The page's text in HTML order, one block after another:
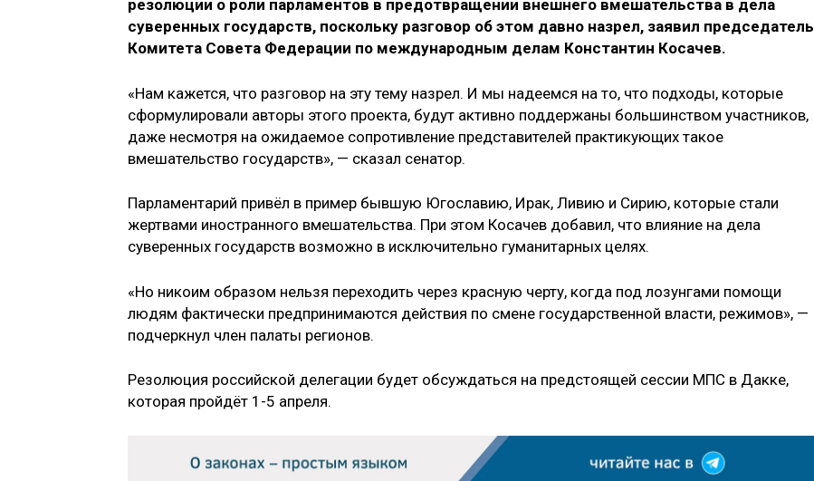
резолюции о роли парламентов в предотвращении внешнего вмешательства в дела
суверенных государств, поскольку разговор об этом давно назрел, заявил председатель
Комитета Совета Федерации по международным делам Константин Косачев.
«Нам кажется, что разговор на эту тему назрел. И мы надеемся на то, что подходы, которые
сформулировали авторы этого проекта, будут активно поддержаны большинством участников,
даже несмотря на ожидаемое сопротивление представителей практикующих такое
вмешательство государств», — сказал сенатор.
Парламентарий привёл в пример бывшую Югославию, Ирак, Ливию и Сирию, которые стали
жертвами иностранного вмешательства. При этом Косачев добавил, что влияние на дела
суверенных государств возможно в исключительно гуманитарных целях.
«Но никоим образом нельзя переходить через красную черту, когда под лозунгами помощи
людям фактически предпринимаются действия по смене государственной власти, режимов», —
подчеркнул член палаты регионов.
Резолюция российской делегации будет обсуждаться на предстоящей сессии МПС в Дакке,
которая пройдёт 1-5 апреля.